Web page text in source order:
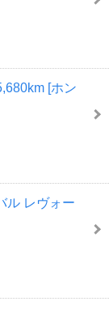
[ホン
ル レヴォー